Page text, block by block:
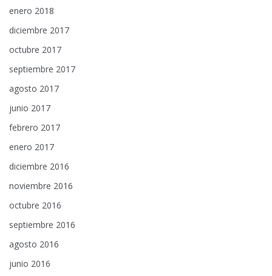
enero 2018
diciembre 2017
octubre 2017
septiembre 2017
agosto 2017
junio 2017
febrero 2017
enero 2017
diciembre 2016
noviembre 2016
octubre 2016
septiembre 2016
agosto 2016
junio 2016